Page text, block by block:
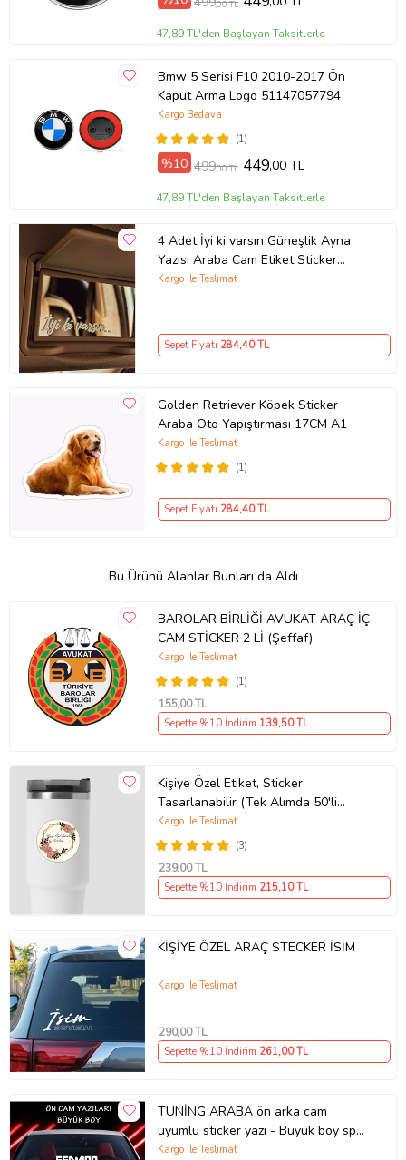
,00 TL
47,89 TL'den Başlayan Taksitlerle
Bmw 5 Serisi F10 2010-2017 Ön
Kaput Arma Logo 51147057794
(1)
Kargo Bedava
%10 499,00 TL 449,00 TL
47,89 TL'den Başlayan Taksitlerle
4 Adet İyi ki varsın Güneşlik Ayna
Yazısı Araba Cam Etiket Sticker
8x2cm
Kargo ile Teslimat
Sepet Fiyatı 284,40 TL
Golden Retriever Köpek Sticker
Araba Oto Yapıştırması 17CM A1
(1)
Kargo ile Teslimat
Sepet Fiyatı 284,40 TL
Bu Ürünü Alanlar Bunları da Aldı
BAROLAR BİRLİĞİ AVUKAT ARAÇ İÇ
CAM STİCKER 2 Lİ (Şeffaf)
(1)
Kargo ile Teslimat
155,00 TL
Sepette %10 İndirim 139,50 TL
Kişiye Özel Etiket, Sticker
Tasarlanabilir (Tek Alımda 50'li
Gönderim Yapılmaktadır)
(3)
Kargo ile Teslimat
239,00 TL
Sepette %10 İndirim 215,10 TL
KİŞİYE ÖZEL ARAÇ STECKER İSİM
Kargo ile Teslimat
290,00 TL
Sepette %10 İndirim 261,00 TL
TUNİNG ARABA ön arka cam
uyumlu sticker yazı - Büyük boy spor
tuning modifiye etiket
Kargo ile Teslimat